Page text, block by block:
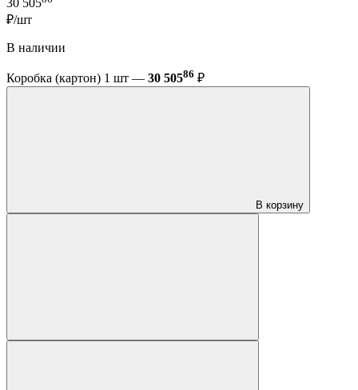
30 505
₽/шт
В наличии
Коробка (картон) 1 шт — 30 50586 ₽
В корзину